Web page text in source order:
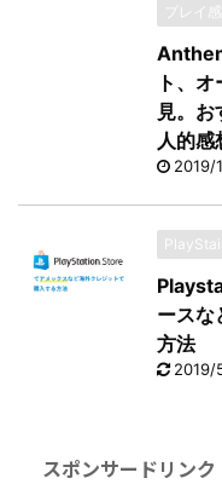
プレイ感
ト、
見。
人的感
2019/
ースな
方法
2019/
スポンサードリンク